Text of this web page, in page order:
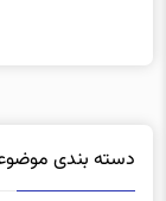
آذربایجان شرقی